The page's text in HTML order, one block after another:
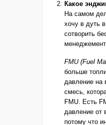
Какое
На самом
хочу в дуть
сотворить
FMU (Fuel
больше
давление на
смесь,
FMU. Есть
давление от
потому что